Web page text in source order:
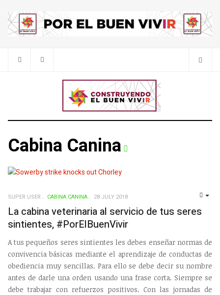
Cabina Canina
SUPER USER CABINA CANINA 28 JULY 2018
La cabina veterinaria al servicio de tus seres
sintientes, #PorElBuenVivir
A tus pequeños seres sintientes les debes enseñar normas de
convivencia básicas mediante el aprendizaje de conductas de
obediencia muy sencillas. Para ello se debe decir su nombre
antes de darle una orden usando una frase corta. Siempre se
debe trabajar con refuerzos positivos. Con las jornadas de